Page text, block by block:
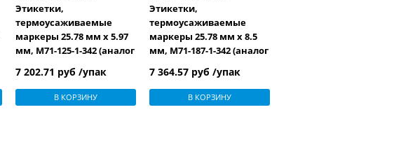
Этикетки,
термоусаживаемые
маркеры 25.78 мм х 5.97
мм, M71-125-1-342 (аналог
7 202.71 руб /упак
В КОРЗИНУ
Этикетки,
термоусаживаемые
маркеры 25.78 мм х 8.5
мм, M71-187-1-342 (аналог
7 364.57 руб /упак
В КОРЗИНУ